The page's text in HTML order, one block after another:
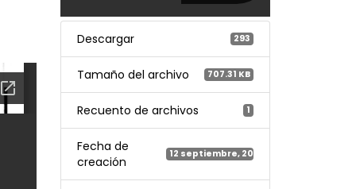
Descargar 293
Tamaño del archivo 707.31 KB
Recuento de archivos 1
Fecha de
creación
12 septiembre, 2023